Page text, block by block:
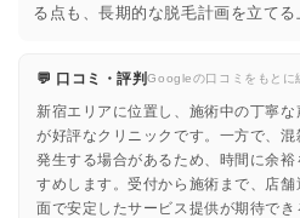
る点も、長期的な脱毛計画を立てる
💬 口コミ・評判Googleの口コミをもとに
新宿エリアに位置し、施術中の丁寧
が好評なクリニックです。一方で、
発生する場合があるため、時間に余
すめします。受付から施術まで、店
面で安定したサービス提供が期待でき